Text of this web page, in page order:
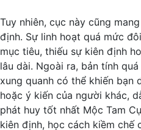
Tuy nhiên, cục này cũng
định. Sự linh hoạt quá mức
mục tiêu, thiếu sự kiên định
lâu dài. Ngoài ra, bản tính
xung quanh có thể khiến bạn
hoặc ý kiến của người khác,
phát huy tốt nhất Mộc Tam
kiên định, học cách kiềm chế